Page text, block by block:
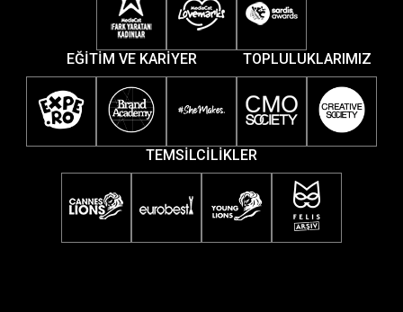
EĞİTİM VE KARİYER TOPLULUKLARIMIZ
TEMSİLCİLİKLER